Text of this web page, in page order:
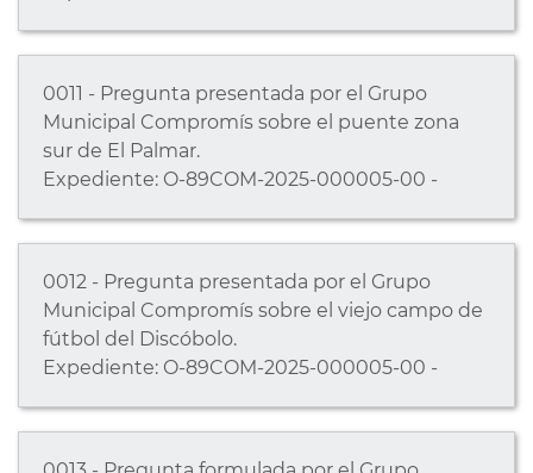
0011 - Pregunta presentada por el Grupo
Municipal Compromís sobre el puente zona
sur de El Palmar.
Expediente: O-89COM-2025-000005-00 -
0012 - Pregunta presentada por el Grupo
Municipal Compromís sobre el viejo campo de
fútbol del Discóbolo.
Expediente: O-89COM-2025-000005-00 -